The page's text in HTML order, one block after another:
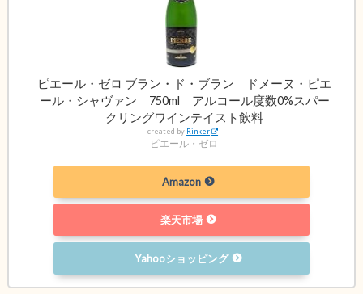
ピエール・ゼロ ブラン・ド・ブラン ドメーヌ・ピエ
ール・シャヴァン 750ml アルコール度数0%スパー
クリングワインテイスト飲料
created by Rinker
ピエール・ゼロ
Amazon
楽天市場
Yahooショッピング